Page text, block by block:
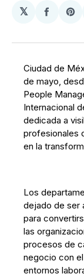
𝕏
Ciudad de
de mayo,
People
Internacional
dedicada a
profesionales
en la
Los
dejado de ser
para
las
procesos de
negocio con
entornos